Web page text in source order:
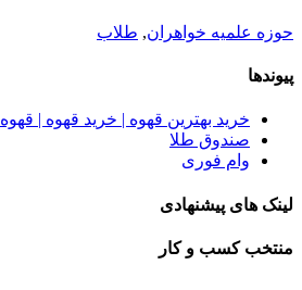
حوزه علمیه خواهران, طلاب
پیوندها
خرید بهترین قهوه | خرید قهوه |
صندوق طلا
وام فوری
لینک های پیشنهادی
منتخب کسب و کار